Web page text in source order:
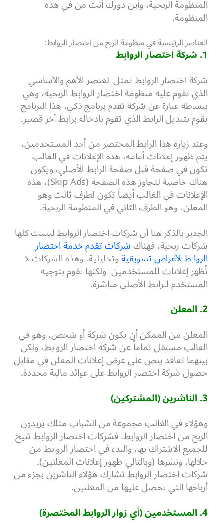
المنظومة الربحية، وأين دورك أنت من في هذه
المنظومة.
العناصر الرئيسية في منظومة الربح من اختصار الروابط:
1. شركة اختصار الروابط
شركة اختصار الروابط تمثل العنصر الأهم والأساسي
الذي تقوم عليه منظومة اختصار الروابط الربحية، وهي
ببساطة عبارة عن شركة تقدم برنامج ذكي، هذا البرنامج
يقوم بتبديل الرابط الذي تقوم بادخاله برابط آخر قصير.
وعند زيارة هذا الرابط المختصر من أحد المستخدمين،
يتم ظهور إعلانات أمامه، هذه الإعلانات في الغالب
تكون في صفحة قبل صفحة الرابط الأصلي، ويكون
هناك خاصية لتجاوز هذه الصفحة (Skip Ads)، هذه
الإعلانات في الغالب أيضاً تكون لطرف ثالث وهو
المعلن، وهو الطرف الثاني في المنطومة الربحية.
الجدير بالذكر هنا أن شركات اختصار الروابط ليست كلها
شركات ربحية، فهناكشركات تقدم خدمة اختصار
الروابط لأغراض تسويقيةوتحليلية، وهذه الشركات لا
تُظهر إعلانات للمستخدمين، ولكنها تقوم بتوجيه
المستخدم للرابط الأصلي مباشرة.
2. المعلن
المعلن من الممكن أن يكون شركة أو شخص، وهو في
الغالب مستقل تماماً عن شركة اختصار الروابط، ولكن
بينهما تعاقد ينص على عرض إعلانات المعلن في مقابل
حصول شركة اختصار الروابط على عوائد مالية محددة.
3. الناشرين (المشتركين)
وهؤلاء في الغالب مجموعة من الشباب مثلك يريدون
الربح من اختصار الروابط. فشركات اختصار الروابط تتيح
للجميع الاشتراك بها، والبدء في اختصار الروابط من
خلالها، ونشرها (وبالتالي ظهور إعلانات المعلنين).
شركات اختصار الروابط تشارك هؤلاء الناشرين بجزء من
أرباحها التي تحصل عليها من المعلنين.
4. المستخدمين (أي زوار الروابط المختصرة)